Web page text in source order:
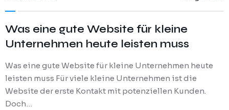
Was eine gute Website für kleine
Unternehmen heute leisten muss
Was eine gute Website für kleine Unternehmen heute
leisten muss Für viele kleine Unternehmen ist die
Website der erste Kontakt mit potenziellen Kunden.
Doch…